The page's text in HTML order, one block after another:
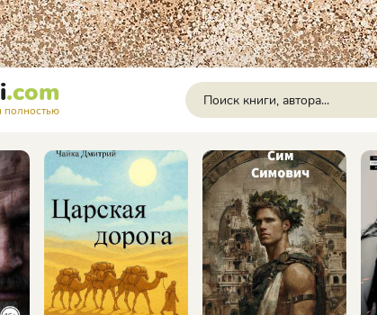
.com
полностью